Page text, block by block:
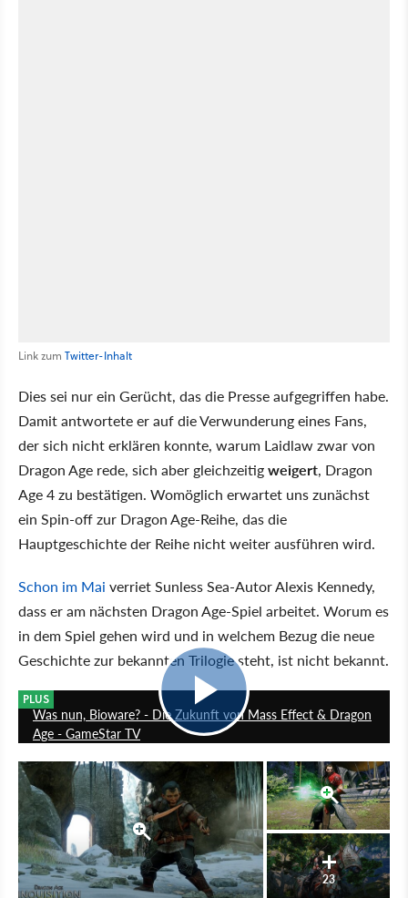
Link zum Twitter-Inhalt
Dies sei nur ein Gerücht, das die Presse aufgegriffen habe.
Damit antwortete er auf die Verwunderung eines Fans,
der sich nicht erklären konnte, warum Laidlaw zwar von
Dragon Age rede, sich aber gleichzeitigweigert, Dragon
Age 4 zu bestätigen. Womöglich erwartet uns zunächst
ein Spin-off zur Dragon Age-Reihe, das die
Hauptgeschichte der Reihe nicht weiter ausführen wird.
Schon im Mai verriet Sunless Sea-Autor Alexis Kennedy,
dass er am nächsten Dragon Age-Spiel arbeitet. Worum es
in dem Spiel gehen wird und in welchem Bezug die neue
Geschichte zur bekannten Trilogie steht, ist nicht bekannt.
PLUS
Was nun, Bioware? - Die Zukunft von Mass Effect & Dragon
Age - GameStar TV
23